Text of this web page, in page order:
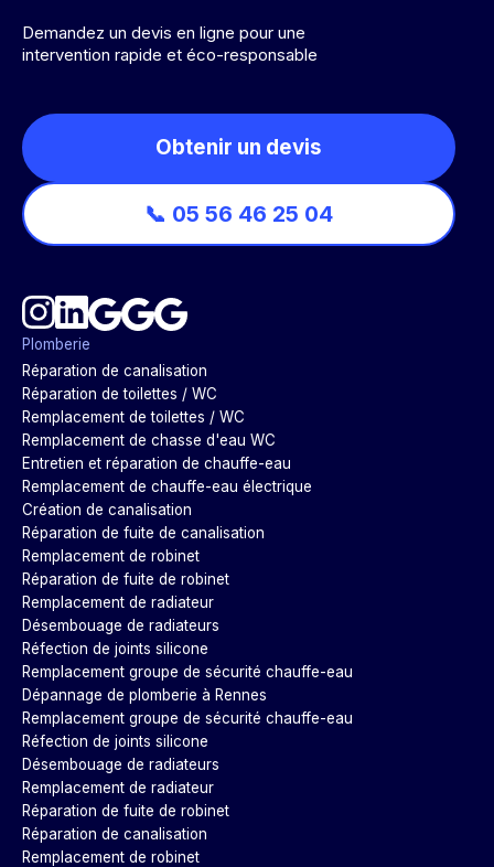
Demandez un devis en ligne pour une
intervention rapide et éco-responsable
Obtenir un devis
📞 05 56 46 25 04
Plomberie
Réparation de canalisation
Réparation de toilettes / WC
Remplacement de toilettes / WC
Remplacement de chasse d'eau WC
Entretien et réparation de chauffe-eau
Remplacement de chauffe-eau électrique
Création de canalisation
Réparation de fuite de canalisation
Remplacement de robinet
Réparation de fuite de robinet
Remplacement de radiateur
Désembouage de radiateurs
Réfection de joints silicone
Remplacement groupe de sécurité chauffe-eau
Dépannage de plomberie à Rennes
Remplacement groupe de sécurité chauffe-eau
Réfection de joints silicone
Désembouage de radiateurs
Remplacement de radiateur
Réparation de fuite de robinet
Réparation de canalisation
Remplacement de robinet